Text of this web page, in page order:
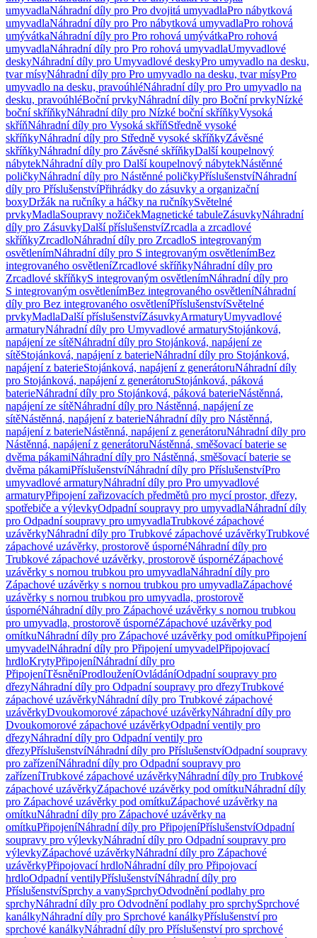
umyvadlaNáhradní díly pro Pro dvojitá umyvadlaPro nábytková
umyvadlaNáhradní díly pro Pro nábytková umyvadlaPro rohová
umývátkaNáhradní díly pro Pro rohová umývátkaPro rohová
umyvadlaNáhradní díly pro Pro rohová umyvadlaUmyvadlové
deskyNáhradní díly pro Umyvadlové deskyPro umyvadlo na desku,
tvar mísyNáhradní díly pro Pro umyvadlo na desku, tvar mísyPro
umyvadlo na desku, pravoúhléNáhradní díly pro Pro umyvadlo na
desku, pravoúhléBoční prvkyNáhradní díly pro Boční prvkyNízké
boční skříňkyNáhradní díly pro Nízké boční skříňkyVysoká
skříňNáhradní díly pro Vysoká skříňStředně vysoké
skříňkyNáhradní díly pro Středně vysoké skříňkyZávěsné
skříňkyNáhradní díly pro Závěsné skříňkyDalší koupelnový
nábytekNáhradní díly pro Další koupelnový nábytekNástěnné
poličkyNáhradní díly pro Nástěnné poličkyPříslušenstvíNáhradní
díly pro PříslušenstvíPřihrádky do zásuvky a organizační
boxyDržák na ručníky a háčky na ručníkySvětelné
prvkyMadlaSoupravy nožičekMagnetické tabuleZásuvkyNáhradní
díly pro ZásuvkyDalší příslušenstvíZrcadla a zrcadlové
skříňkyZrcadloNáhradní díly pro ZrcadloS integrovaným
osvětlenímNáhradní díly pro S integrovaným osvětlenímBez
integrovaného osvětleníZrcadlové skříňkyNáhradní díly pro
Zrcadlové skříňkyS integrovaným osvětlenímNáhradní díly pro
S integrovaným osvětlenímBez integrovaného osvětleníNáhradní
díly pro Bez integrovaného osvětleníPříslušenstvíSvětelné
prvkyMadlaDalší příslušenstvíZásuvkyArmaturyUmyvadlové
armaturyNáhradní díly pro Umyvadlové armaturyStojánková,
napájení ze sítěNáhradní díly pro Stojánková, napájení ze
sítěStojánková, napájení z baterieNáhradní díly pro Stojánková,
napájení z baterieStojánková, napájení z generátoruNáhradní díly
pro Stojánková, napájení z generátoruStojánková, páková
baterieNáhradní díly pro Stojánková, páková baterieNástěnná,
napájení ze sítěNáhradní díly pro Nástěnná, napájení ze
sítěNástěnná, napájení z baterieNáhradní díly pro Nástěnná,
napájení z baterieNástěnná, napájení z generátoruNáhradní díly pro
Nástěnná, napájení z generátoruNástěnná, směšovací baterie se
dvěma pákamiNáhradní díly pro Nástěnná, směšovací baterie se
dvěma pákamiPříslušenstvíNáhradní díly pro PříslušenstvíPro
umyvadlové armaturyNáhradní díly pro Pro umyvadlové
armaturyPřipojení zařizovacích předmětů pro mycí prostor, dřezy,
spotřebiče a výlevkyOdpadní soupravy pro umyvadlaNáhradní díly
pro Odpadní soupravy pro umyvadlaTrubkové zápachové
uzávěrkyNáhradní díly pro Trubkové zápachové uzávěrkyTrubkové
zápachové uzávěrky, prostorově úspornéNáhradní díly pro
Trubkové zápachové uzávěrky, prostorově úspornéZápachové
uzávěrky s nornou trubkou pro umyvadlaNáhradní díly pro
Zápachové uzávěrky s nornou trubkou pro umyvadlaZápachové
uzávěrky s nornou trubkou pro umyvadla, prostorově
úspornéNáhradní díly pro Zápachové uzávěrky s nornou trubkou
pro umyvadla, prostorově úspornéZápachové uzávěrky pod
omítkuNáhradní díly pro Zápachové uzávěrky pod omítkuPřipojení
umyvadelNáhradní díly pro Připojení umyvadelPřipojovací
hrdloKrytyPřipojeníNáhradní díly pro
PřipojeníTěsněníProdlouženíOvládáníOdpadní soupravy pro
dřezyNáhradní díly pro Odpadní soupravy pro dřezyTrubkové
zápachové uzávěrkyNáhradní díly pro Trubkové zápachové
uzávěrkyDvoukomorové zápachové uzávěrkyNáhradní díly pro
Dvoukomorové zápachové uzávěrkyOdpadní ventily pro
dřezyNáhradní díly pro Odpadní ventily pro
dřezyPříslušenstvíNáhradní díly pro PříslušenstvíOdpadní soupravy
pro zařízeníNáhradní díly pro Odpadní soupravy pro
zařízeníTrubkové zápachové uzávěrkyNáhradní díly pro Trubkové
zápachové uzávěrkyZápachové uzávěrky pod omítkuNáhradní díly
pro Zápachové uzávěrky pod omítkuZápachové uzávěrky na
omítkuNáhradní díly pro Zápachové uzávěrky na
omítkuPřipojeníNáhradní díly pro PřipojeníPříslušenstvíOdpadní
soupravy pro výlevkyNáhradní díly pro Odpadní soupravy pro
výlevkyZápachové uzávěrkyNáhradní díly pro Zápachové
uzávěrkyPřipojovací hrdloNáhradní díly pro Připojovací
hrdloOdpadní ventilyPříslušenstvíNáhradní díly pro
PříslušenstvíSprchy a vanySprchyOdvodnění podlahy pro
sprchyNáhradní díly pro Odvodnění podlahy pro sprchySprchové
kanálkyNáhradní díly pro Sprchové kanálkyPříslušenství pro
sprchové kanálkyNáhradní díly pro Příslušenství pro sprchové